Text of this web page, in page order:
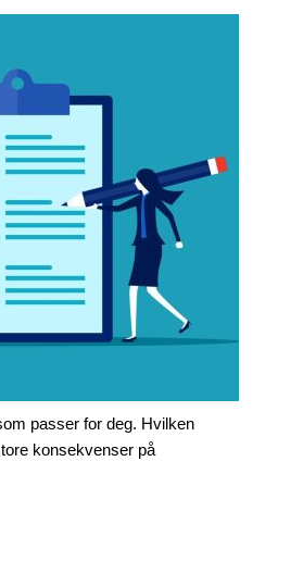
passer for deg. Hvilken
konsekvenser på